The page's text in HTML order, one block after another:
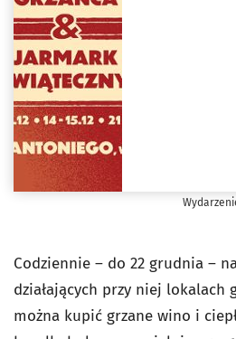
Codziennie – do 22 grudnia –
działających przy niej lokalach
można kupić grzane wino i